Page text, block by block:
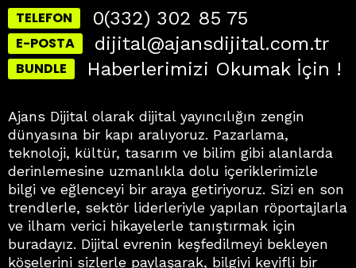
TELEFON 0(332) 302 85 75
E-POSTA dijital@ajansdijital.com.tr
BUNDLE Haberlerimizi Okumak İçin !
Ajans Dijital olarak dijital yayıncılığın zengin
dünyasına bir kapı aralıyoruz. Pazarlama,
teknoloji, kültür, tasarım ve bilim gibi alanlarda
derinlemesine uzmanlıkla dolu içeriklerimizle
bilgi ve eğlenceyi bir araya getiriyoruz. Sizi en son
trendlerle, sektör liderleriyle yapılan röportajlarla
ve ilham verici hikayelerle tanıştırmak için
buradayız. Dijital evrenin keşfedilmeyi bekleyen
köşelerini sizlerle paylaşarak, bilgiyi keyifli bir